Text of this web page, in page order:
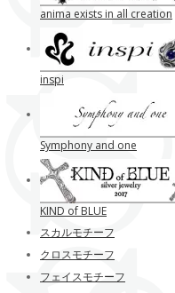
anima exists in all creation
inspi
Symphony and one
KIND of BLUE
スカルモチーフ
クロスモチーフ
フェイスモチーフ